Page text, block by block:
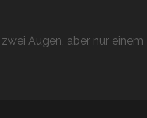
Augen, aber nur